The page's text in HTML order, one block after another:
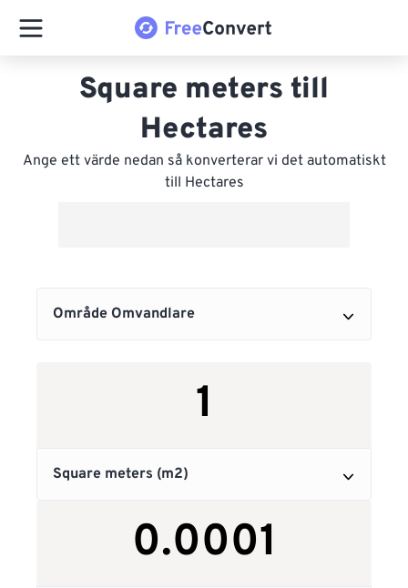
Square meters till
Hectares
Ange ett värde nedan så konverterar vi det automatiskt
till Hectares